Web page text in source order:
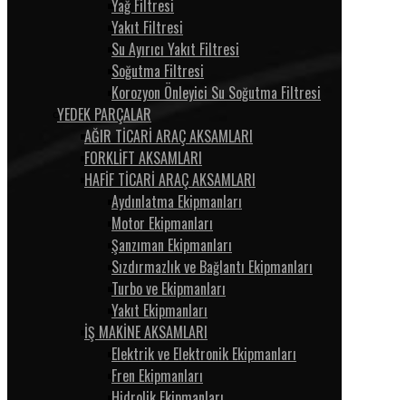
Yağ Filtresi
Yakıt Filtresi
Su Ayırıcı Yakıt Filtresi
Soğutma Filtresi
Korozyon Önleyici Su Soğutma Filtresi
YEDEK PARÇALAR
AĞIR TİCARİ ARAÇ AKSAMLARI
FORKLİFT AKSAMLARI
HAFİF TİCARİ ARAÇ AKSAMLARI
Aydınlatma Ekipmanları
Motor Ekipmanları
Şanzıman Ekipmanları
Sızdırmazlık ve Bağlantı Ekipmanları
Turbo ve Ekipmanları
Yakıt Ekipmanları
İŞ MAKİNE AKSAMLARI
Elektrik ve Elektronik Ekipmanları
Fren Ekipmanları